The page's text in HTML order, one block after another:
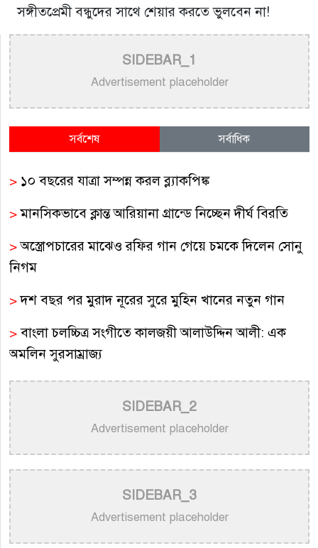
সঙ্গীতপ্রেমী বন্ধুদের সাথে শেয়ার করতে ভুলবেন না!
SIDEBAR_1
Advertisement placeholder
সর্বশেষ সর্বাধিক
> ১০ বছরের যাত্রা সম্পন্ন করল ব্ল্যাকপিঙ্ক
>মানসিকভাবে ক্লান্ত আরিয়ানা গ্রান্ডে নিচ্ছেন দীর্ঘ বিরতি
>অস্ত্রোপচারের মাঝেও রফির গান গেয়ে চমকে দিলেন সোনু
নিগম
>দশ বছর পর মুরাদ নূরের সুরে মুহিন খানের নতুন গান
>বাংলা চলচ্চিত্র সংগীতে কালজয়ী আলাউদ্দিন আলী: এক
অমলিন সুরসাম্রাজ্য
>বাংলা গানের উপেক্ষিত কিংবদন্তি গীতিকার শিবদাস
বন্দ্যোপাধ্যায়
>
অপূর্বের একক সংগীতানুষ্ঠান আজ নিউইয়র্কে
>হাসান: শিল্পীর প্রতি অসম্মান কোনোভাবেই কাম্য নয়
>
নতুন গান ও কনসার্টে ব্যস্ত পূজার সামনে আন্তর্জাতিক মঞ্চ
>আকাশ সেন ও নিশি শ্রাবণীর নতুন জুটির সৃষ্টি: মুক্তি পেল
SIDEBAR_2
Advertisement placeholder
SIDEBAR_3
Advertisement placeholder